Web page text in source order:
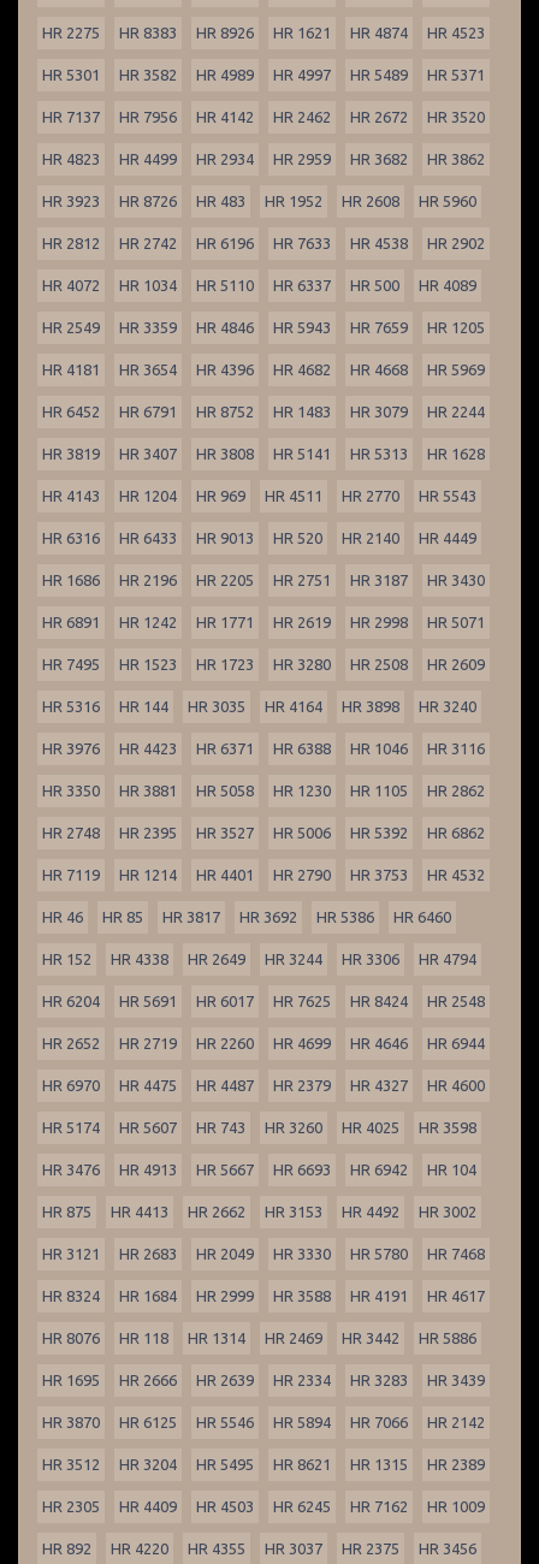
HR 2275 HR 8383 HR 8926 HR 1621 HR 4874 HR 4523
HR 5301 HR 3582 HR 4989 HR 4997 HR 5489 HR 5371
HR 7137 HR 7956 HR 4142 HR 2462 HR 2672 HR 3520
HR 4823 HR 4499 HR 2934 HR 2959 HR 3682 HR 3862
HR 3923 HR 8726 HR 483 HR 1952 HR 2608 HR 5960
HR 2812 HR 2742 HR 6196 HR 7633 HR 4538 HR 2902
HR 4072 HR 1034 HR 5110 HR 6337 HR 500 HR 4089
HR 2549 HR 3359 HR 4846 HR 5943 HR 7659 HR 1205
HR 4181 HR 3654 HR 4396 HR 4682 HR 4668 HR 5969
HR 6452 HR 6791 HR 8752 HR 1483 HR 3079 HR 2244
HR 3819 HR 3407 HR 3808 HR 5141 HR 5313 HR 1628
HR 4143 HR 1204 HR 969 HR 4511 HR 2770 HR 5543
HR 6316 HR 6433 HR 9013 HR 520 HR 2140 HR 4449
HR 1686 HR 2196 HR 2205 HR 2751 HR 3187 HR 3430
HR 6891 HR 1242 HR 1771 HR 2619 HR 2998 HR 5071
HR 7495 HR 1523 HR 1723 HR 3280 HR 2508 HR 2609
HR 5316 HR 144 HR 3035 HR 4164 HR 3898 HR 3240
HR 3976 HR 4423 HR 6371 HR 6388 HR 1046 HR 3116
HR 3350 HR 3881 HR 5058 HR 1230 HR 1105 HR 2862
HR 2748 HR 2395 HR 3527 HR 5006 HR 5392 HR 6862
HR 7119 HR 1214 HR 4401 HR 2790 HR 3753 HR 4532
HR 46 HR 85 HR 3817 HR 3692 HR 5386 HR 6460
HR 152 HR 4338 HR 2649 HR 3244 HR 3306 HR 4794
HR 6204 HR 5691 HR 6017 HR 7625 HR 8424 HR 2548
HR 2652 HR 2719 HR 2260 HR 4699 HR 4646 HR 6944
HR 6970 HR 4475 HR 4487 HR 2379 HR 4327 HR 4600
HR 5174 HR 5607 HR 743 HR 3260 HR 4025 HR 3598
HR 3476 HR 4913 HR 5667 HR 6693 HR 6942 HR 104
HR 875 HR 4413 HR 2662 HR 3153 HR 4492 HR 3002
HR 3121 HR 2683 HR 2049 HR 3330 HR 5780 HR 7468
HR 8324 HR 1684 HR 2999 HR 3588 HR 4191 HR 4617
HR 8076 HR 118 HR 1314 HR 2469 HR 3442 HR 5886
HR 1695 HR 2666 HR 2639 HR 2334 HR 3283 HR 3439
HR 3870 HR 6125 HR 5546 HR 5894 HR 7066 HR 2142
HR 3512 HR 3204 HR 5495 HR 8621 HR 1315 HR 2389
HR 2305 HR 4409 HR 4503 HR 6245 HR 7162 HR 1009
HR 892 HR 4220 HR 4355 HR 3037 HR 2375 HR 3456